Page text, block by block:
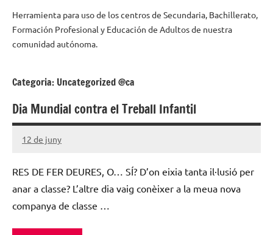
Agenda
digital
de
Aragón
Herramienta para uso de los centros de Secundaria, Bachillerato,
Formación Profesional y Educación de Adultos de nuestra
comunidad autónoma.
Categoria: Uncategorized @ca
Dia Mundial contra el Treball Infantil
12 de juny
Santiago
Subirá
RES DE FER DEURES, O… SÍ? D’on eixia tanta il·lusió per
anar a classe? L’altre dia vaig conèixer a la meua nova
companya de classe …